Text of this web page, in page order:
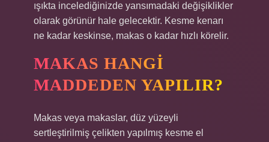
ışıkta incelediğinizde yansımadaki değişiklikler
olarak görünür hale gelecektir. Kesme kenarı
ne kadar keskinse, makas o kadar hızlı körelir.
MAKAS HANGI
MADDEDEN YAPILIR?
Makas veya makaslar, düz yüzeyli
sertleştirilmiş çelikten yapılmış kesme el